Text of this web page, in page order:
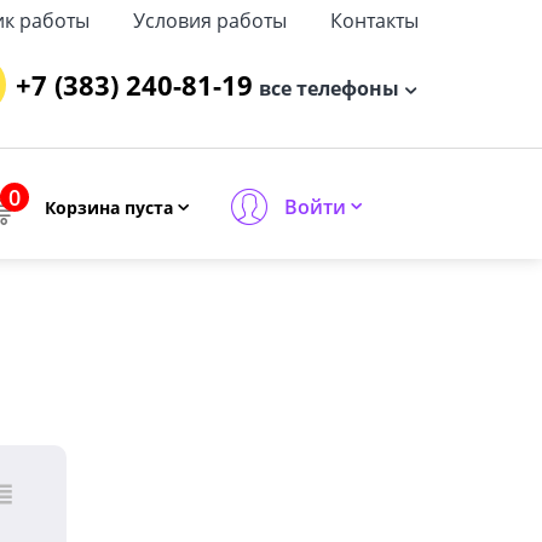
работы Условия работы Контакты
+7 (383) 240-81-19 все телефоны
0 Корзина пуста Войти